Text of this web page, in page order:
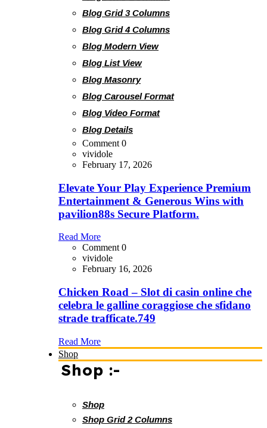
Blog Grid 3 Columns
Blog Grid 4 Columns
Blog Modern View
Blog List View
Blog Masonry
Blog Carousel Format
Blog Video Format
Blog Details
Comment 0
vividole
February 17, 2026
Elevate Your Play Experience Premium
Entertainment & Generous Wins with
pavilion88s Secure Platform.
Read More
Comment 0
vividole
February 16, 2026
Chicken Road – Slot di casin online che
celebra le galline coraggiose che sfidano
strade trafficate.749
Read More
Shop
Shop :-
Shop
Shop Grid 2 Columns